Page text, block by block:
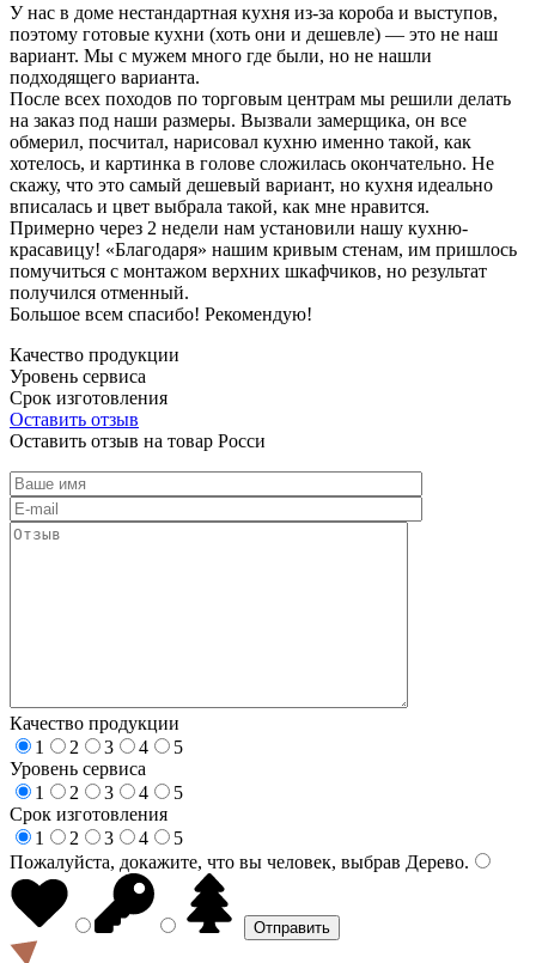
У нас в доме нестандартная кухня из-за короба и выступов,
поэтому готовые кухни (хоть они и дешевле) — это не наш
вариант. Мы с мужем много где были, но не нашли
подходящего варианта.
После всех походов по торговым центрам мы решили делать
на заказ под наши размеры. Вызвали замерщика, он все
обмерил, посчитал, нарисовал кухню именно такой, как
хотелось, и картинка в голове сложилась окончательно. Не
скажу, что это самый дешевый вариант, но кухня идеально
вписалась и цвет выбрала такой, как мне нравится.
Примерно через 2 недели нам установили нашу кухню-
красавицу! «Благодаря» нашим кривым стенам, им пришлось
помучиться с монтажом верхних шкафчиков, но результат
получился отменный.
Большое всем спасибо! Рекомендую!
Качество продукции
Уровень сервиса
Срок изготовления
Оставить отзыв
Оставить отзыв на товар Росси
Качество продукции
1
2 3 4
5
Уровень сервиса
1
2 3 4
5
Срок изготовления
1
2 3 4
5
Пожалуйста, докажите, что вы человек, выбрав Дерево.